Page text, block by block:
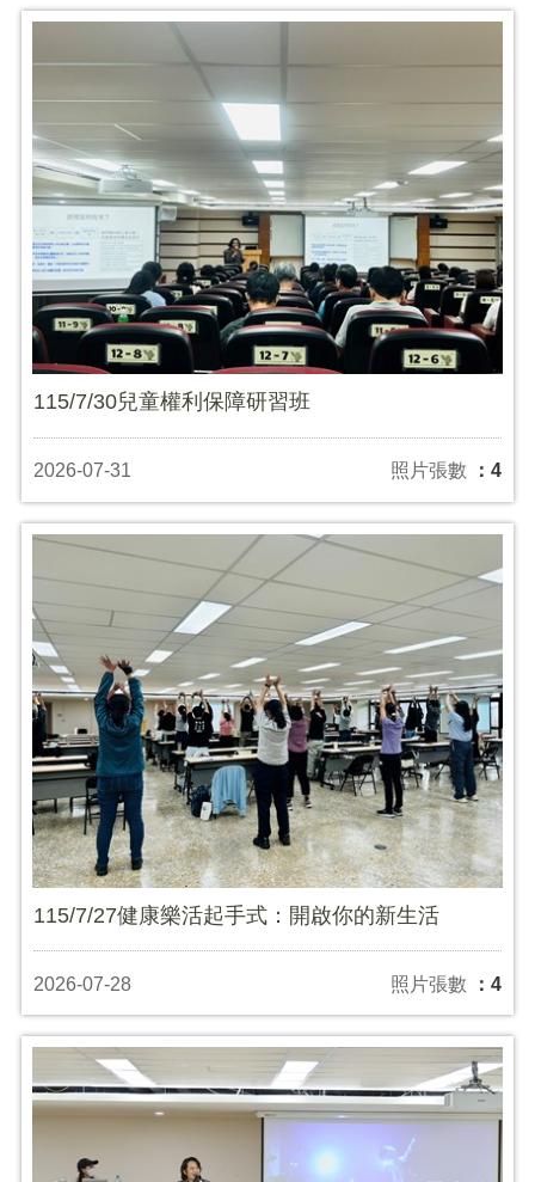
115/7/30兒童權利保障研習班
2026-07-31 照片張數 ：4
115/7/27健康樂活起手式：開啟你的新生活
2026-07-28 照片張數 ：4